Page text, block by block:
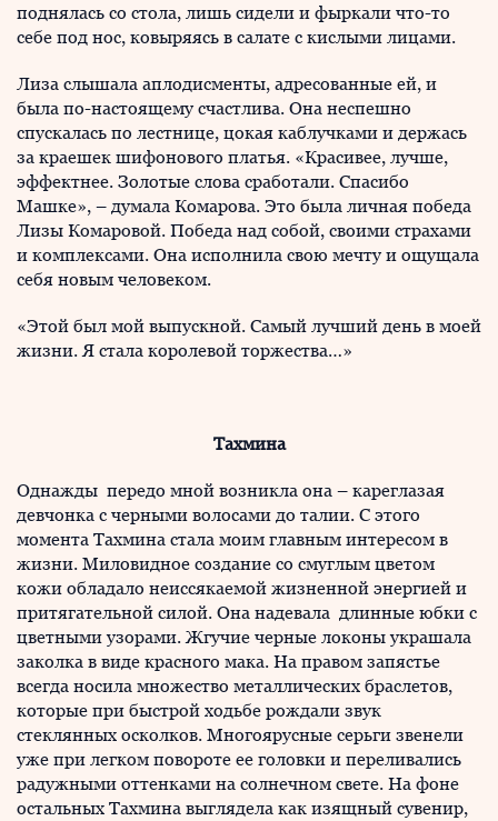
поднялась со стола, лишь сидели и фыркали что-то
себе под нос, ковыряясь в салате с кислыми лицами.
Лиза слышала аплодисменты, адресованные ей, и
была по-настоящему счастлива. Она неспешно
спускалась по лестнице, цокая каблучками и держась
за краешек шифонового платья. «Красивее, лучше,
эффектнее. Золотые слова сработали. Спасибо
Машке», – думала Комарова. Это была личная победа
Лизы Комаровой. Победа над собой, своими страхами
и комплексами. Она исполнила свою мечту и ощущала
себя новым человеком.
«Этой был мой выпускной. Самый лучший день в моей
жизни. Я стала королевой торжества…»
Тахмина
Однажды передо мной возникла она – кареглазая
девчонка с черными волосами до талии. С этого
момента Тахмина стала моим главным интересом в
жизни. Миловидное создание со смуглым цветом
кожи обладало неиссякаемой жизненной энергией и
притягательной силой. Она надевала длинные юбки с
цветными узорами. Жгучие черные локоны украшала
заколка в виде красного мака. На правом запястье
всегда носила множество металлических браслетов,
которые при быстрой ходьбе рождали звук
стеклянных осколков. Многоярусные серьги звенели
уже при легком повороте ее головки и переливались
радужными оттенками на солнечном свете. На фоне
остальных Тахмина выглядела как изящный сувенир,